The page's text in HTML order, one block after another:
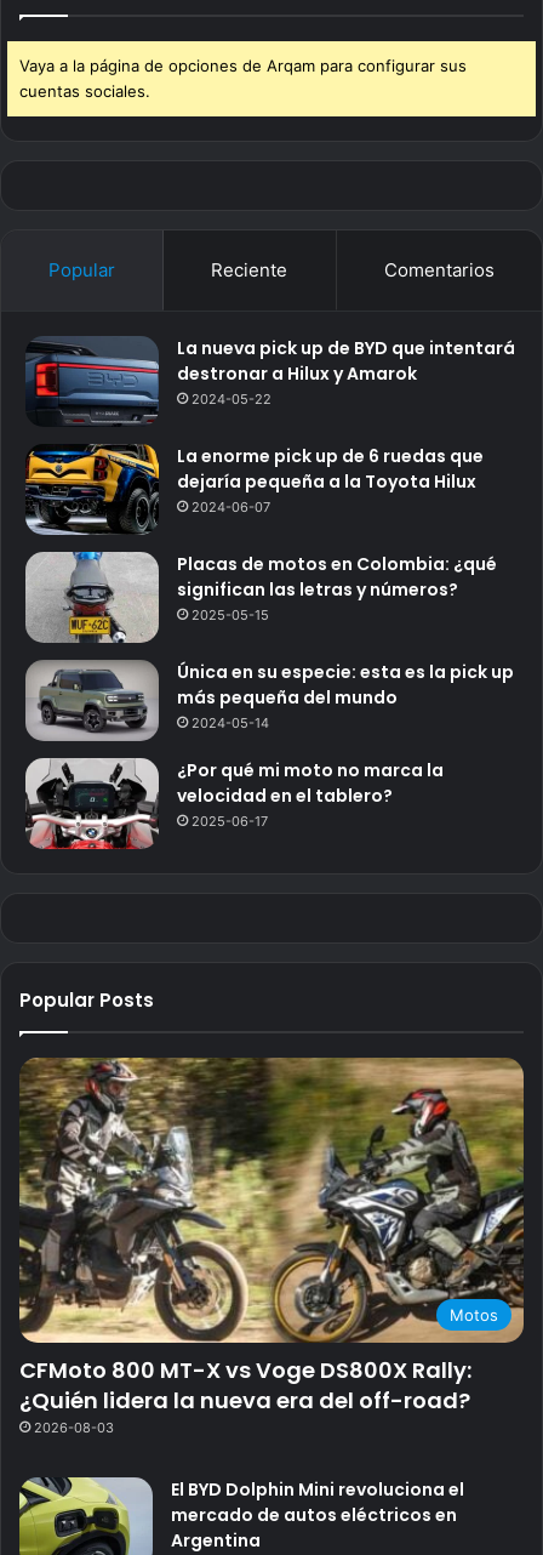
Vaya a la página de opciones de Arqam para configurar sus
cuentas sociales.
Popular Reciente Comentarios
La nueva pick up de BYD que intentará
destronar a Hilux y Amarok
2024-05-22
La enorme pick up de 6 ruedas que
dejaría pequeña a la Toyota Hilux
2024-06-07
Placas de motos en Colombia: ¿qué
significan las letras y números?
2025-05-15
Única en su especie: esta es la pick up
más pequeña del mundo
2024-05-14
¿Por qué mi moto no marca la
velocidad en el tablero?
2025-06-17
Popular Posts
Motos
CFMoto 800 MT-X vs Voge DS800X Rally:
¿Quién lidera la nueva era del off-road?
2026-08-03
El BYD Dolphin Mini revoluciona el
mercado de autos eléctricos en
Argentina